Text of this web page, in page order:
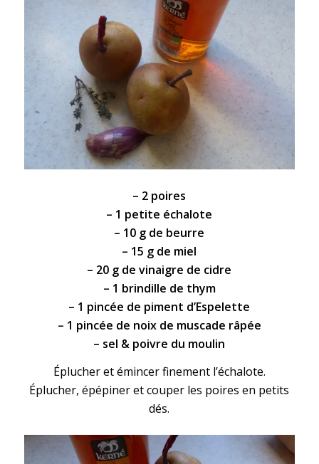
– 2 poires
– 1 petite échalote
– 10 g de beurre
– 15 g de miel
– 20 g devinaigre de cidre
– 1 brindille de thym
– 1 pincée de piment d’Espelette
– 1 pincée de noix de muscade râpée
– sel & poivre du moulin
Éplucher et émincer finement l’échalote.
Éplucher, épépiner et couper les poires en petits
dés.